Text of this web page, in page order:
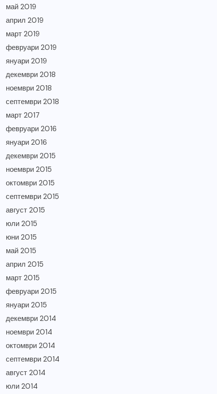
май 2019
април 2019
март 2019
февруари 2019
януари 2019
декември 2018
ноември 2018
септември 2018
март 2017
февруари 2016
януари 2016
декември 2015
ноември 2015
октомври 2015
септември 2015
август 2015
юли 2015
юни 2015
май 2015
април 2015
март 2015
февруари 2015
януари 2015
декември 2014
ноември 2014
октомври 2014
септември 2014
август 2014
юли 2014